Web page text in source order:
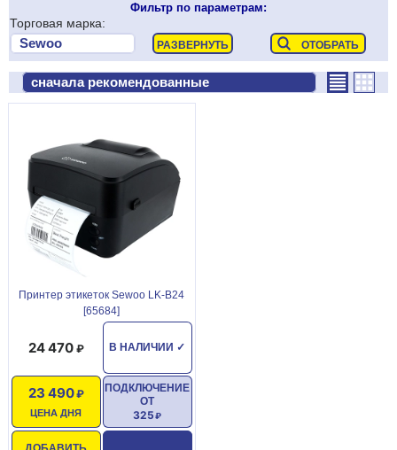
Фильтр по параметрам:
Торговая марка:
Принтер этикеток Sewoo LK-B24
[65684]
В НАЛИЧИИ ✓
24 470
ЦЕНА ДНЯ
23 490
ПОДКЛЮЧЕНИЕ
ОТ
325